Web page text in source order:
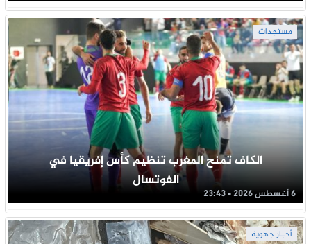
مستجدات
الكاف تمنح المغرب تنظيم كأس إفريقيا في
الفوتسال
6 أغسطس 2026 - 23:43
أخبار جهوية